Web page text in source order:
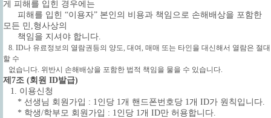
게 피해를 입힌 경우에는
피해를 입힌 “이용자” 본인의 비용과 책임으로 손해배상을 포함한
모든 민,형사상의
책임을 지셔야 합니다.
8. ID나 유료정보의 열람권등의 양도, 대여, 매매 또는 타인을 대신해서 열람은 절대
할 수
없습니다. 위반시 손해배상을 포함한 법적 책임을 물을 수 있습니다.
제7조 (회원 ID발급)
1. 이용신청
* 선생님 회원가입 : 1인당 1개 핸드폰번호당 1개 ID가 원칙입니다.
* 학생/학부모 회원가입 : 1인당 1개 ID만 허용합니다.